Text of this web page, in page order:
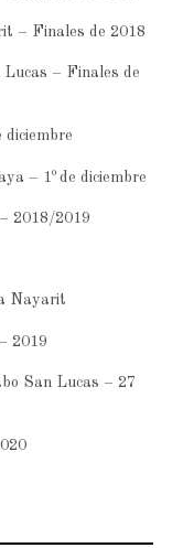
– Finales de 2018
– Finales de
diciembre
– 1 o de diciembre
2018/2019
Nayarit
2019
San Lucas – 27